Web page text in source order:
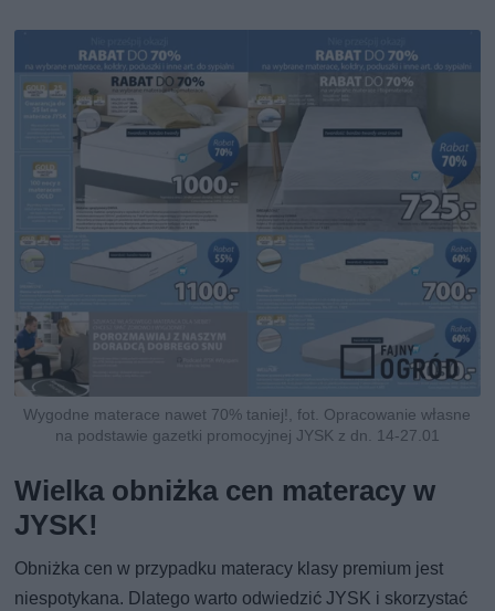
Wygodne materace nawet 70% taniej!, fot. Opracowanie własne
na podstawie gazetki promocyjnej JYSK z dn. 14-27.01
Wielka obniżka cen materacy w
JYSK!
Obniżka cen w przypadku materacy klasy premium jest
niespotykana. Dlatego warto odwiedzić JYSK i skorzystać